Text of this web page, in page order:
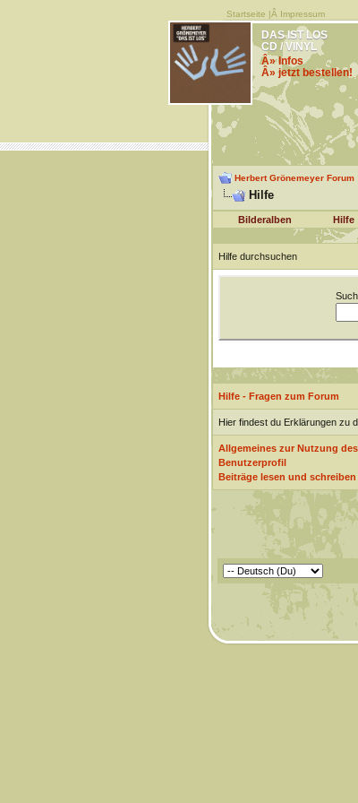
Startseite |Â Impressum
DAS IST LOS
CD / VINYL
Â» Infos
Â» jetzt bestellen!
Herbert Grönemeyer Forum
Hilfe
Bilderalben Hilfe
Hilfe durchsuchen
Hilfe - Fragen zum Forum
Hier findest du Erklärungen zu
Allgemeines zur Nutzung
Benutzerprofil
Beiträge lesen und schreiben